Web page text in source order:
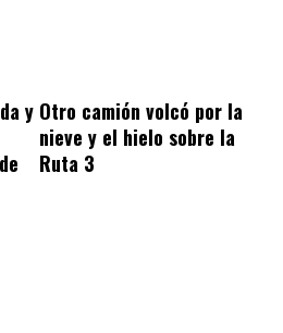
y Otro camión volcó por la
nieve y el hielo sobre la
Ruta 3